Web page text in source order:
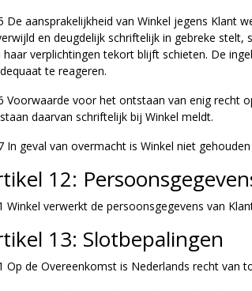
De aansprakelijkheid van Winkel jegens Klant
en deugdelijk schriftelijk in gebreke
haar verplichtingen tekort blijft schieten. De
te reageren.
Voorwaarde voor het ontstaan van enig recht
daarvan schriftelijk bij Winkel meldt.
In geval van overmacht is Winkel niet
12:
Winkel verwerkt de persoonsgegevens van
13: Slotbepalingen
Op de Overeenkomst is Nederlands recht van